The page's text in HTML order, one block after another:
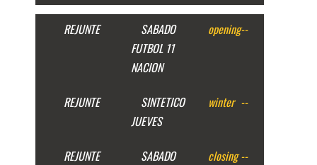
REJUNTE
SABADO
FUTBOL 11
NACION
opening--
REJUNTE
SINTETICO
JUEVES
winter --
REJUNTE
SABADO
closing --